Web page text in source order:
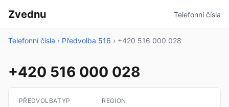
Zvednu Telefonní čísla
Telefonní čísla › Předvolba 516 › +420 516 000 028
+420 516 000 028
PŘEDVOLBATYP REGION